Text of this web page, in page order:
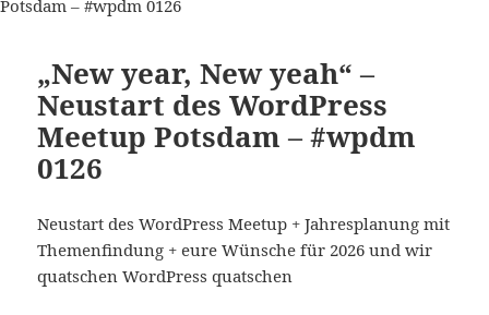
„New year, New yeah“ –
Neustart des WordPress
Meetup Potsdam – #wpdm
0126
Neustart des WordPress Meetup + Jahresplanung mit
Themenfindung + eure Wünsche für 2026 und wir
quatschen WordPress quatschen